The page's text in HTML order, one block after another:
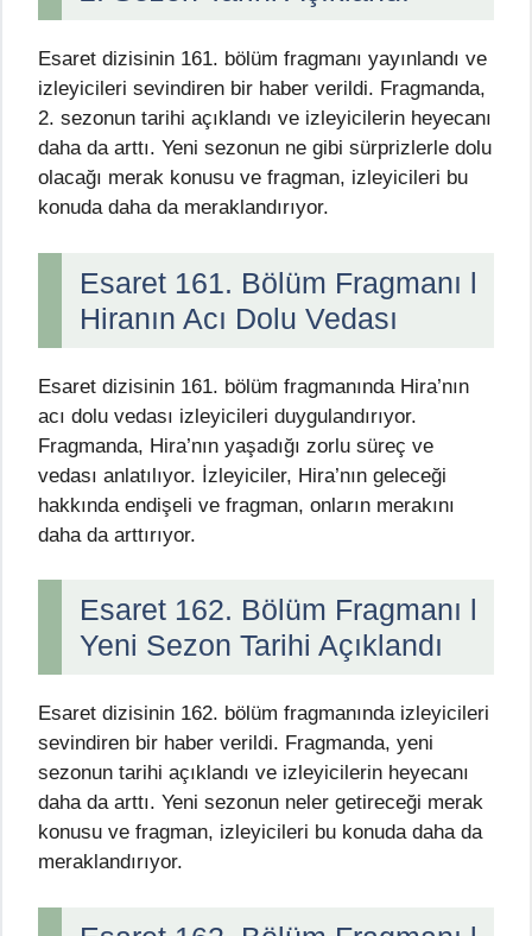
Esaret dizisinin 161. bölüm fragmanı yayınlandı ve
izleyicileri sevindiren bir haber verildi. Fragmanda,
2. sezonun tarihi açıklandı ve izleyicilerin heyecanı
daha da arttı. Yeni sezonun ne gibi sürprizlerle dolu
olacağı merak konusu ve fragman, izleyicileri bu
konuda daha da meraklandırıyor.
Esaret 161. Bölüm Fragmanı l
Hiranın Acı Dolu Vedası
Esaret dizisinin 161. bölüm fragmanında Hira’nın
acı dolu vedası izleyicileri duygulandırıyor.
Fragmanda, Hira’nın yaşadığı zorlu süreç ve
vedası anlatılıyor. İzleyiciler, Hira’nın geleceği
hakkında endişeli ve fragman, onların merakını
daha da arttırıyor.
Esaret 162. Bölüm Fragmanı l
Yeni Sezon Tarihi Açıklandı
Esaret dizisinin 162. bölüm fragmanında izleyicileri
sevindiren bir haber verildi. Fragmanda, yeni
sezonun tarihi açıklandı ve izleyicilerin heyecanı
daha da arttı. Yeni sezonun neler getireceği merak
konusu ve fragman, izleyicileri bu konuda daha da
meraklandırıyor.